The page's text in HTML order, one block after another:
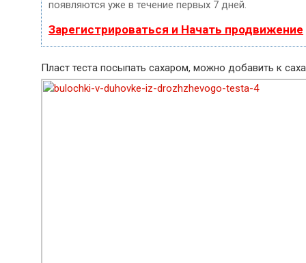
появляются уже в течение первых 7 дней.
Зарегистрироваться и Начать продвижение
Пласт теста посыпать сахаром, можно добавить к